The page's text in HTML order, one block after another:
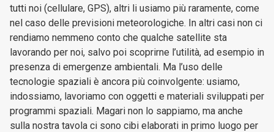
tutti noi (cellulare, GPS), altri li usiamo più raramente, come
nel caso delle previsioni meteorologiche. In altri casi non ci
rendiamo nemmeno conto che qualche satellite sta
lavorando per noi, salvo poi scoprirne l’utilità, ad esempio in
presenza di emergenze ambientali. Ma l’uso delle
tecnologie spaziali è ancora più coinvolgente: usiamo,
indossiamo, lavoriamo con oggetti e materiali sviluppati per
programmi spaziali. Magari non lo sappiamo, ma anche
sulla nostra tavola ci sono cibi elaborati in primo luogo per